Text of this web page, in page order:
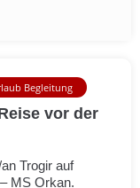
Begleitung
vor der
Trogir auf
MS Orkan.